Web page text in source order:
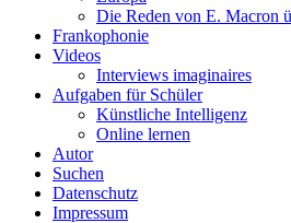
Die Reden von E. Macron
Frankophonie
Videos
Interviews imaginaires
Aufgaben für Schüler
Künstliche Intelligenz
Online lernen
Autor
Suchen
Datenschutz
Impressum